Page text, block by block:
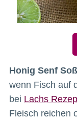
Honig Senf
wenn Fisch auf
bei Lachs
Fleisch reichen